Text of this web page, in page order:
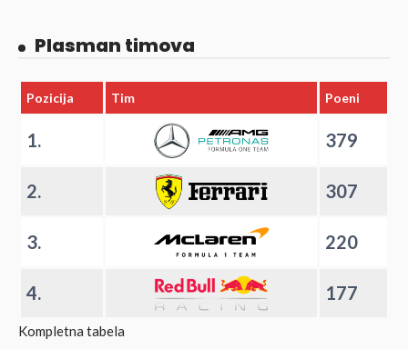
Plasman timova
Pozicija Tim Poeni
1. 379
2. 307
3. 220
4. 177
Kompletna tabela